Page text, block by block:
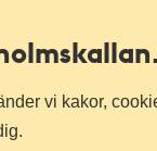
vi kakor,